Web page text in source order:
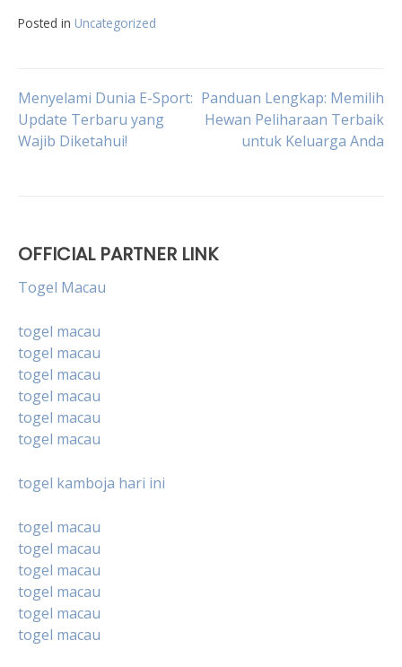
Posted in Uncategorized
Post
navigation
Menyelami Dunia E-Sport:
Update Terbaru yang
Wajib Diketahui!
Panduan Lengkap: Memilih
Hewan Peliharaan Terbaik
untuk Keluarga Anda
OFFICIAL PARTNER LINK
Togel Macau
togel macau
togel macau
togel macau
togel macau
togel macau
togel macau
togel kamboja hari ini
togel macau
togel macau
togel macau
togel macau
togel macau
togel macau